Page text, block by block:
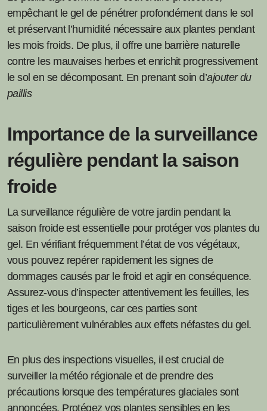
empêchant le gel de pénétrer profondément dans le sol
et préservant l’humidité nécessaire aux plantes pendant
les mois froids. De plus, il offre une barrière naturelle
contre les mauvaises herbes et enrichit progressivement
le sol en se décomposant. En prenant soin d’ajouter du
paillis
Importance de la surveillance
régulière pendant la saison
froide
La surveillance régulière de votre jardin pendant la
saison froide est essentielle pour protéger vos plantes du
gel. En vérifiant fréquemment l’état de vos végétaux,
vous pouvez repérer rapidement les signes de
dommages causés par le froid et agir en conséquence.
Assurez-vous d’inspecter attentivement les feuilles, les
tiges et les bourgeons, car ces parties sont
particulièrement vulnérables aux effets néfastes du gel.
En plus des inspections visuelles, il est crucial de
surveiller la météo régionale et de prendre des
précautions lorsque des températures glaciales sont
annoncées. Protégez vos plantes sensibles en les